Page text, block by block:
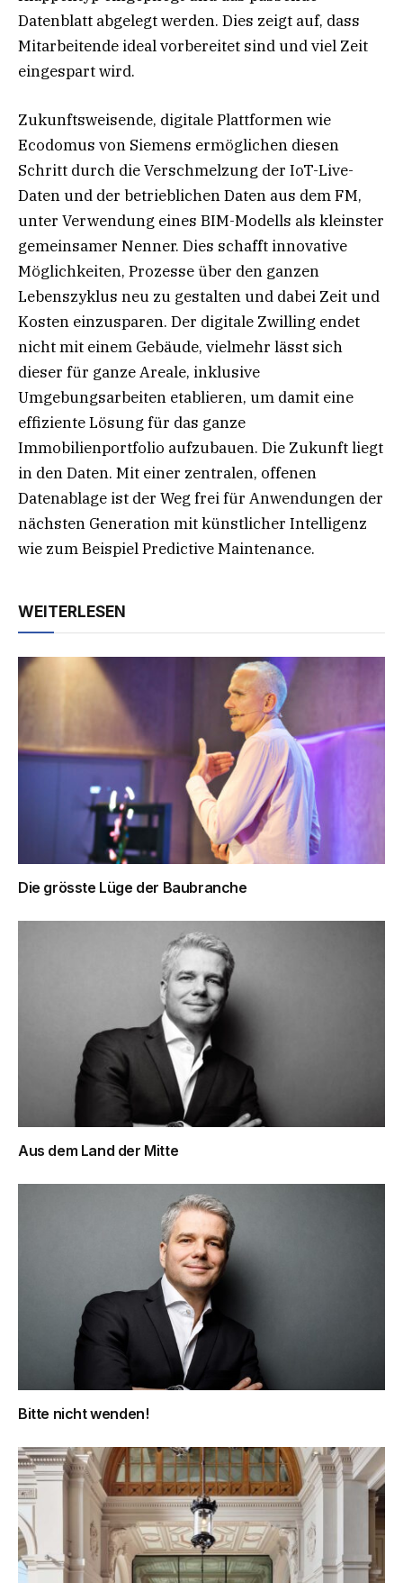
Datenblatt abgelegt werden. Dies zeigt auf, dass
Mitarbeitende ideal vorbereitet sind und viel Zeit
eingespart wird.
Zukunftsweisende, digitale Plattformen wie
Ecodomus von Siemens ermöglichen diesen
Schritt durch die Verschmelzung der IoT-Live-
Daten und der betrieblichen Daten aus dem FM,
unter Verwendung eines BIM-Modells als kleinster
gemeinsamer Nenner. Dies schafft innovative
Möglichkeiten, Prozesse über den ganzen
Lebenszyklus neu zu gestalten und dabei Zeit und
Kosten einzusparen. Der digitale Zwilling endet
nicht mit einem Gebäude, vielmehr lässt sich
dieser für ganze Areale, inklusive
Umgebungsarbeiten etablieren, um damit eine
effiziente Lösung für das ganze
Immobilienportfolio aufzubauen. Die Zukunft liegt
in den Daten. Mit einer zentralen, offenen
Datenablage ist der Weg frei für Anwendungen der
nächsten Generation mit künstlicher Intelligenz
wie zum Beispiel Predictive Maintenance.
WEITERLESEN
Die grösste Lüge der Baubranche
Aus dem Land der Mitte
Bitte nicht wenden!